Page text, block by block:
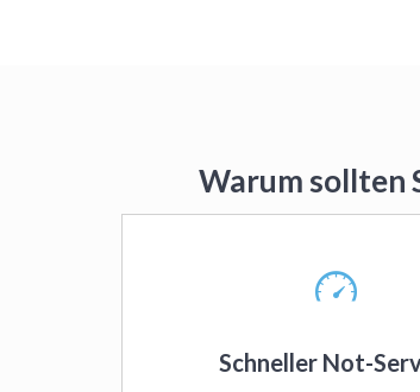
Warum sollten
Schneller Not-